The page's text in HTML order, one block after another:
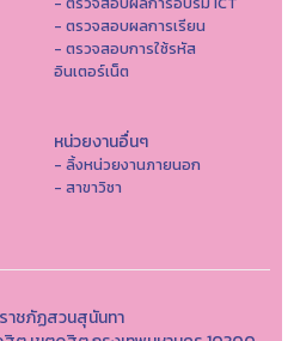
- ตรวจสอบผลการเรียน
- ตรวจสอบการใช้รหัส
อินเตอร์เน็ต
หน่วยงานอื่นๆ
- ลิ้งหน่วยงานภายนอก
- สาขาวิชา
าชภัฏสวนสุนันทา